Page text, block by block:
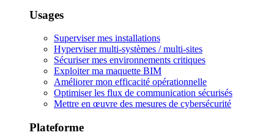
Usages
Superviser mes installations
Hyperviser multi-systèmes / multi-sites
Sécuriser mes environnements critiques
Exploiter ma maquette BIM
Améliorer mon efficacité opérationnelle
Optimiser les flux de communication sécurisés
Mettre en œuvre des mesures de cybersécurité
Plateforme